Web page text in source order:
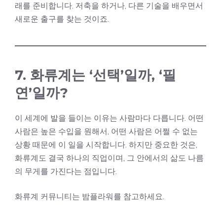
래를 준비합니다. 저축을 하거나, 다른 기술을 배우면서
새로운 출구를 찾는 것이죠.
7. 화류계는 ‘선택’일까, ‘필
연’일까?
이 세계에 발을 들이는 이유는 사람마다 다릅니다. 어떤
사람은 높은 수입을 원해서, 어떤 사람은 어쩔 수 없는
상황 때문에 이 일을 시작합니다. 하지만 중요한 것은,
화류계도 결국 하나의 직업이며, 그 안에서의 삶도 나름
의 무게를 가진다는 점입니다.
화류계 커뮤니티는 밤플라워를 참고하세요.